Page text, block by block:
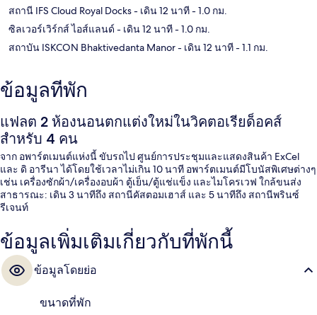
สถานี IFS Cloud Royal Docks- เดิน 12 นาที- 1.0 กม.
ซิลเวอร์เวิร์กส์ ไอส์แลนด์ - เดิน 12 นาที- 1.0 กม.
สถาบัน ISKCON Bhaktivedanta Manor- เดิน 12 นาที- 1.1 กม.
ข้อมูลที่พัก
แฟลต 2 ห้องนอนตกแต่งใหม่ในวิคตอเรียด็อคส์
สำหรับ 4 คน
จาก อพาร์ตเมนต์แห่งนี้ ขับรถไป ศูนย์การประชุมและแสดงสินค้า ExCel
และ ดิ อารีนา ได้โดยใช้เวลาไม่เกิน 10 นาที อพาร์ตเมนต์มีโบนัสพิเศษต่างๆ
เช่น เครื่องซักผ้า/เครื่องอบผ้า ตู้เย็น/ตู้แช่แข็ง และไมโครเวฟ ใกล้ขนส่ง
สาธารณะ: เดิน 3 นาทีถึง สถานีคัสตอมเฮาส์ และ 5 นาทีถึง สถานีพรินซ์
รีเจนท์
ข้อมูลเพิ่มเติมเกี่ยวกับที่พักนี้
ข้อมูลโดยย่อ
ขนาดที่พัก